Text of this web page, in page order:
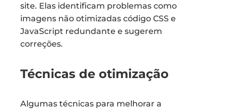
site. Elas identificam problemas como
imagens não otimizadas código CSS e
JavaScript redundante e sugerem
correções.
Técnicas de otimização
Algumas técnicas para melhorar a